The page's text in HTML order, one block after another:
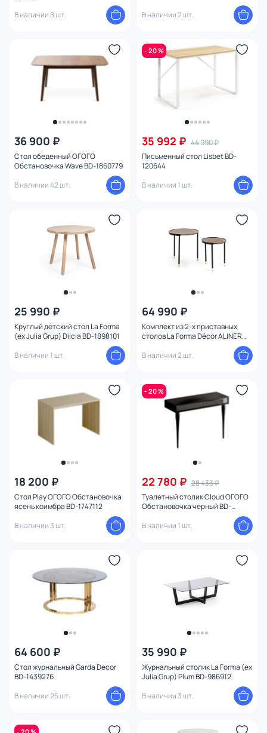
В наличии 8 шт.
В наличии 2 шт.
36 900 ₽
Стол обеденный ОГОГО
Обстановочка Wave BD-1860779
В наличии 42 шт.
- 20 %
35 992 ₽ 44 990 ₽
Письменный стол Lisbet BD-
120644
В наличии 1 шт.
25 990 ₽
Круглый детский стол La Forma
(ex Julia Grup) Dilcia BD-1898101
В наличии 1 шт.
64 990 ₽
Комплект из 2-х приставных
столов La Forma Décor ALINER
В наличии 2 шт.
18 200 ₽
Стол Play ОГОГО Обстановочка
ясень коимбра BD-1747112
В наличии 3 шт.
- 20 %
22 780 ₽ 28 433 ₽
Туалетный столик Cloud ОГОГО
Обстановочка черный BD-
В наличии 1 шт.
64 600 ₽
Стол журнальный Garda Decor
BD-1439276
В наличии 25 шт.
35 990 ₽
Журнальный столик La Forma (ex
Julia Grup) Plum BD-986912
В наличии 3 шт.